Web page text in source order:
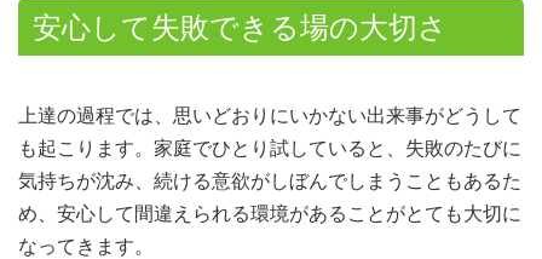
安心して失敗できる場の大切さ
上達の過程では、思いどおりにいかない出来事がどうして
も起こります。家庭でひとり試していると、失敗のたびに
気持ちが沈み、続ける意欲がしぼんでしまうこともあるた
め、安心して間違えられる環境があることがとても大切に
なってきます。